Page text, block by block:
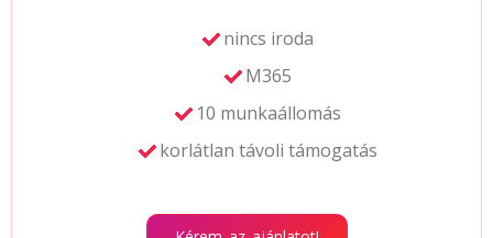
nincs iroda
M365
10 munkaállomás
korlátlan távoli támogatás